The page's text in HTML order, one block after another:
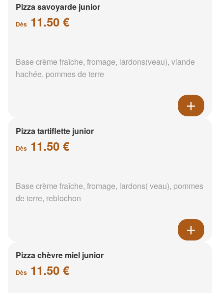
Pizza savoyarde junior
Dès 11.50 €
Base crème fraîche, fromage, lardons(veau), viande
hachée, pommes de terre
Pizza tartiflette junior
Dès 11.50 €
Base crème fraîche, fromage, lardons( veau), pommes
de terre, reblochon
Pizza chèvre miel junior
Dès 11.50 €